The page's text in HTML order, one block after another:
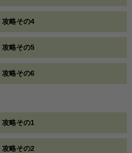
攻略その4
攻略その5
攻略その6
攻略その1
攻略その2